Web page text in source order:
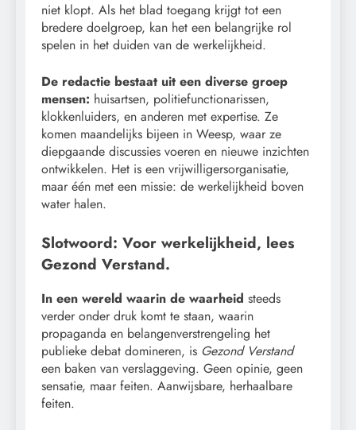
niet klopt. Als het blad toegang krijgt tot een
bredere doelgroep, kan het een belangrijke rol
spelen in het duiden van de werkelijkheid.
De redactie bestaat uit een diverse groep
mensen: huisartsen, politiefunctionarissen,
klokkenluiders, en anderen met expertise. Ze
komen maandelijks bijeen in Weesp, waar ze
diepgaande discussies voeren en nieuwe inzichten
ontwikkelen. Het is een vrijwilligersorganisatie,
maar één met een missie: de werkelijkheid boven
water halen.
Slotwoord: Voor werkelijkheid, lees
Gezond Verstand.
In een wereld waarin de waarheid steeds
verder onder druk komt te staan, waarin
propaganda en belangenverstrengeling het
publieke debat domineren, is Gezond Verstand
een baken van verslaggeving. Geen opinie, geen
sensatie, maar feiten. Aanwijsbare, herhaalbare
feiten.